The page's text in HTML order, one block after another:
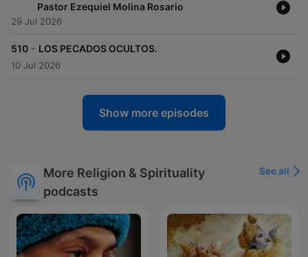
Pastor Ezequiel Molina Rosario
29 Jul 2026
510 - LOS PECADOS OCULTOS.
10 Jul 2026
Show more episodes
More Religion & Spirituality
podcasts
See all